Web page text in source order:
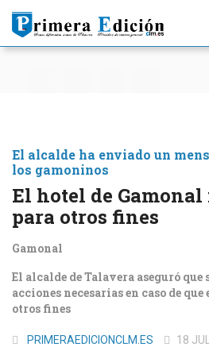
El alcalde ha enviado un
los gamoninos
El hotel de
para otros fines
Gamonal
El alcalde de Talavera aseguró que
acciones necesarias en caso de
otros fines
PRIMERAEDICIONCLM.ES
18